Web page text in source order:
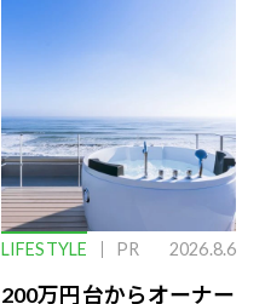
LIFESTYLE PR 2026.8.6
200万円台からオーナー